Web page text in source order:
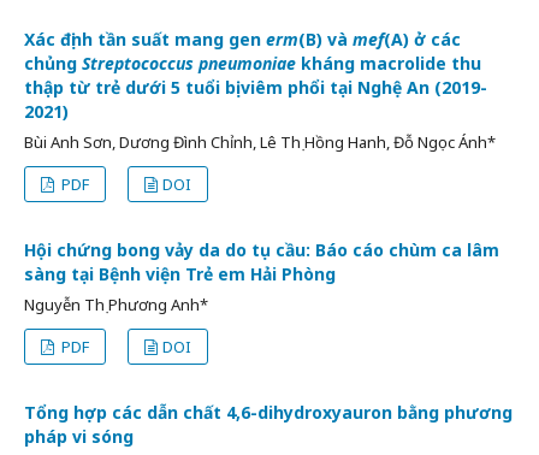
Xác định tần suất mang gen erm(B) và mef(A) ở các
chủng Streptococcus pneumoniae kháng macrolide thu
thập từ trẻ dưới 5 tuổi bị viêm phổi tại Nghệ An (2019-
2021)
Bùi Anh Sơn, Dương Đình Chỉnh, Lê Thị Hồng Hanh, Đỗ Ngọc Ánh*
PDF
DOI
Hội chứng bong vảy da do tụ cầu: Báo cáo chùm ca lâm
sàng tại Bệnh viện Trẻ em Hải Phòng
Nguyễn Thị Phương Anh*
PDF
DOI
Tổng hợp các dẫn chất 4,6-dihydroxyauron bằng phương
pháp vi sóng